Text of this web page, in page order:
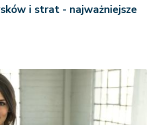
i strat - najważniejsze